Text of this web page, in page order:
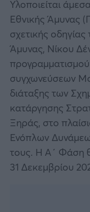
Υλοποιείται
Εθνικής Άμυνας
σχετικής
Άμυνας, Νίκου
συγχωνεύσεων
διάταξης των
κατάργησης
Ξηράς, στο
Ενόπλων
τους. Η Α΄ Φάση
31 Δεκεμβρίου